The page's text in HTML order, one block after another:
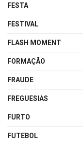
FESTA
FESTIVAL
FLASH MOMENT
FORMAÇÃO
FRAUDE
FREGUESIAS
FURTO
FUTEBOL